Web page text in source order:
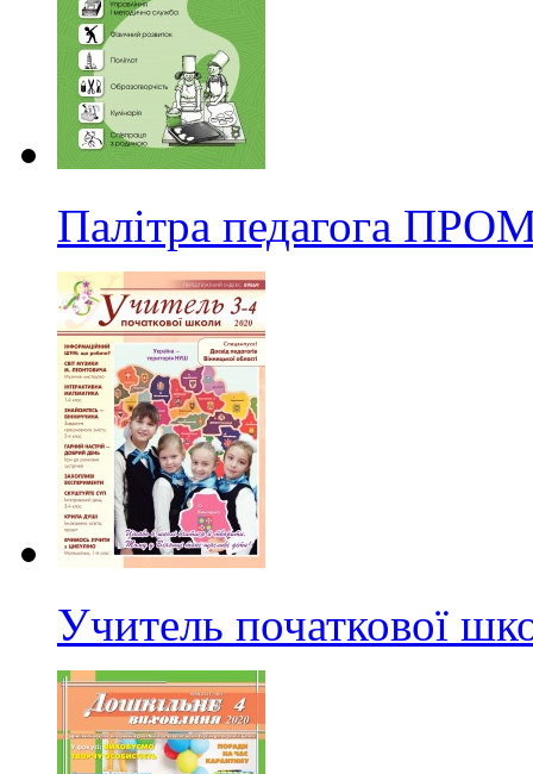
Палітра педагога
Учитель початкової